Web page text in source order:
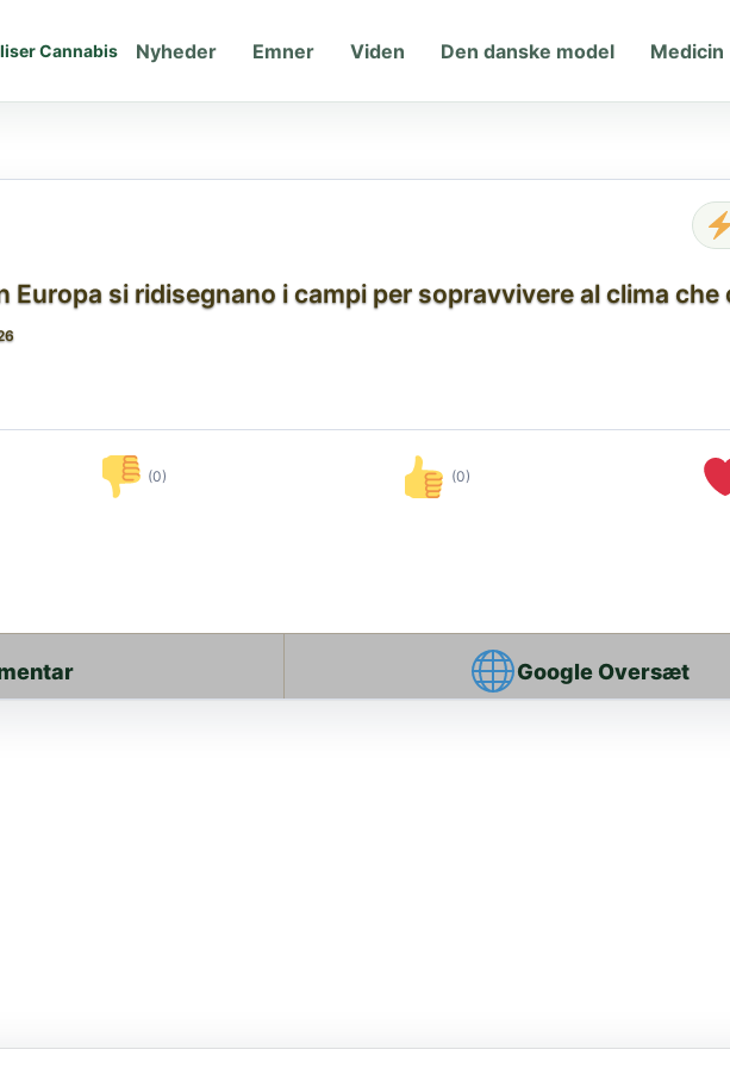
Cannabis Nyheder Emner Viden Den danske model Medicin
Europa si ridisegnano i campi per sopravvivere al clima che
(0) (0)
Google Oversæt